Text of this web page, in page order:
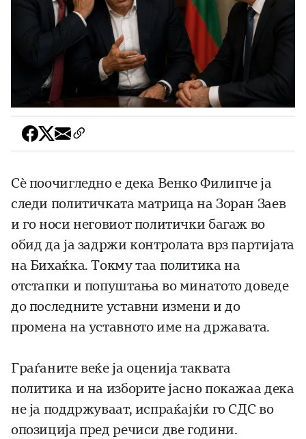
Сѐ поочигледно е дека Венко Филипче ја
следи политичката матрица на Зоран Заев
и го носи неговиот политички багаж во
обид да ја задржи контролата врз партијата
на Бихаќка. Токму таа политика на
отстапки и попуштања во минатото доведе
до последните уставни измени и до
промена на уставното име на државата.
Граѓаните веќе ја оценија таквата
политика и на изборите јасно покажаа дека
не ја поддржуваат, испраќајќи го СДС во
опозиција пред речиси две години.